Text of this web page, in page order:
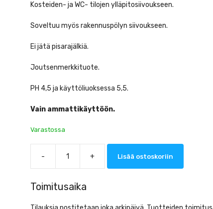
Kosteiden- ja WC- tilojen ylläpitosiivoukseen.
Soveltuu myös rakennuspölyn siivoukseen.
Ei jätä pisarajälkiä.
Joutsenmerkkituote.
PH 4,5 ja käyttöliuoksessa 5,5.
Vain ammattikäyttöön.
Varastossa
-
Rosita
Saniteettitilojen
puhdistusaine
5L
+ Lisää ostoskoriin
Toimitusaika